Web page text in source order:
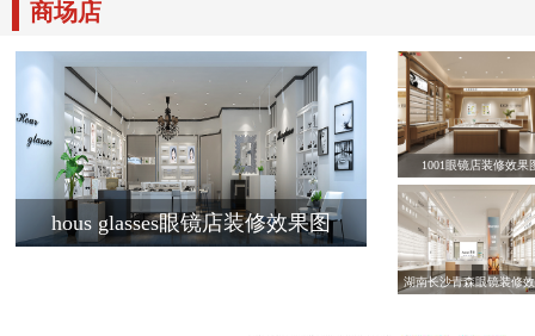
商场店
hous glasses眼镜店装修效果图
1001眼镜店装修效果
湖南长沙青森眼镜装修